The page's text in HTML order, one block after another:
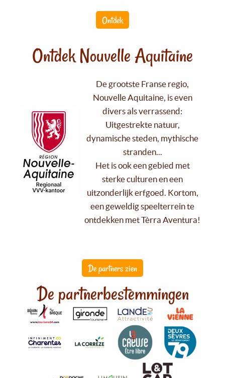
Ontdek
Ontdek Nouvelle Aquitaine
De grootste Franse regio,
Nouvelle Aquitaine, is even
divers als verrassend:
Uitgestrekte natuur,
dynamische steden, mythische
stranden...
Het is ook een gebied met
sterke culturen en een
uitzonderlijk erfgoed. Kortom,
een geweldig speelterrein te
ontdekken met Tèrra Aventura!
De partners zien
De partnerbestemmingen